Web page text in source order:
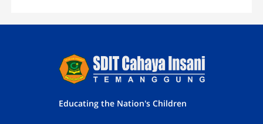
Educating the Nation's Children